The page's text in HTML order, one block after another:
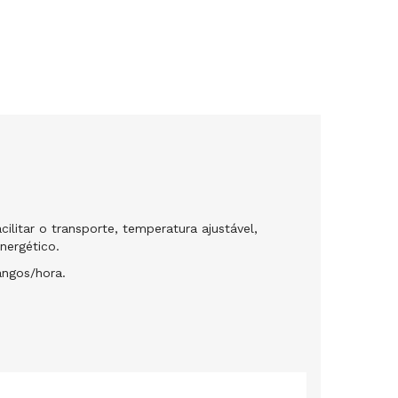
o transporte, temperatura ajustável,
hora.